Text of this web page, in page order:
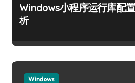
Windows小程序运行库配
析
Windows